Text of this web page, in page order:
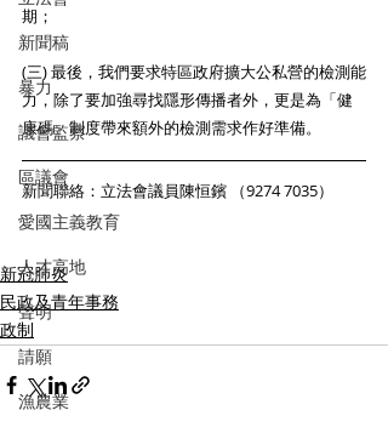
新聞稿
暴力
議會監察
區議會
愛國主義教育
人才高地
聲明
請願
漁農業
期；
(三) 最後，我們要求特區政府擴大公私營的檢測能
力，除了要加強尋找隱形傳播者外，更是為「健
康碼」制度帶來額外的檢測需求作好準備。
新聞聯絡：立法會議員陳恒鑌 （9274 7035）
新冠肺炎
民政及青年事務
政制